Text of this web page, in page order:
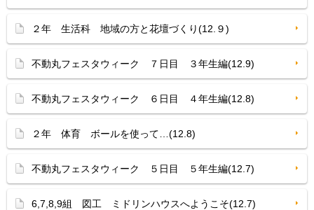
２年 生活科 地域の方と花壇づくり(12.９)
不動丸フェスタウィーク ７日目 ３年生編(12.9)
不動丸フェスタウィーク ６日目 ４年生編(12.8)
２年 体育 ボールを使って…(12.8)
不動丸フェスタウィーク ５日目 ５年生編(12.7)
6,7,8,9組 図工 ミドリンハウスへようこそ(12.7)